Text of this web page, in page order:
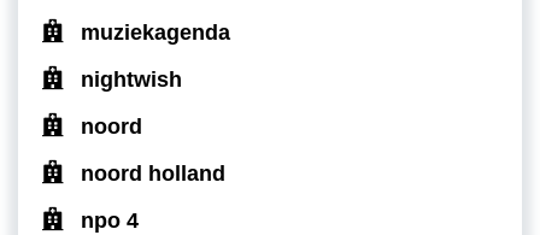
muziekagenda
nightwish
noord
noord holland
npo 4